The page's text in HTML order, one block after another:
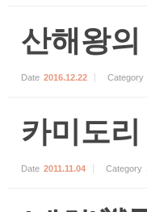
산해왕
Date 2016.12.22 Category
카미도
Date 2011.11.04 Category